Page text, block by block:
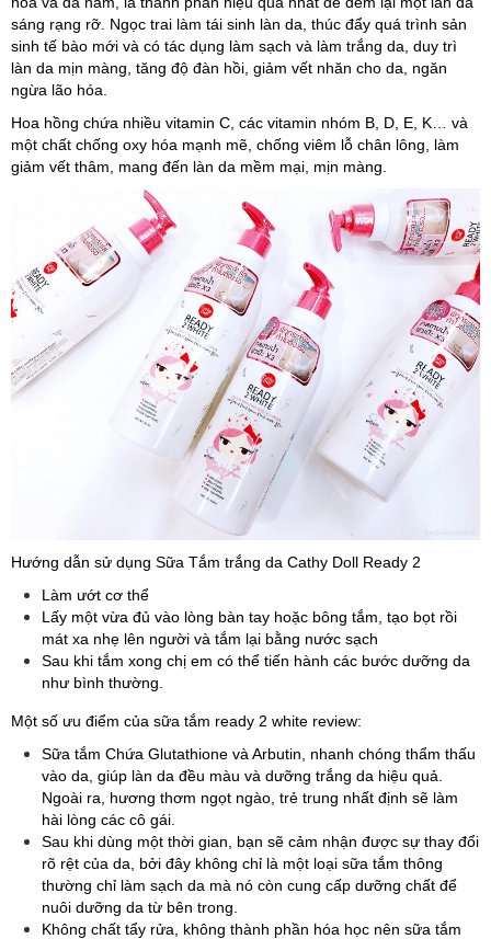
sáng rạng rỡ. Ngọc trai làm tái sinh làn da, thúc đẩy quá trình sản
sinh tế bào mới và có tác dụng làm sạch và làm trắng da, duy trì
làn da mịn màng, tăng độ đàn hồi, giảm vết nhăn cho da, ngăn
ngừa lão hóa.
Hoa hồng chứa nhiều vitamin C, các vitamin nhóm B, D, E, K… và
một chất chống oxy hóa mạnh mẽ, chống viêm lỗ chân lông, làm
giảm vết thâm, mang đến làn da mềm mại, mịn màng.
Hướng dẫn sử dụng Sữa Tắm trắng da Cathy Doll Ready 2
Làm ướt cơ thể
Lấy một vừa đủ vào lòng bàn tay hoặc bông tắm, tạo bọt rồi
mát xa nhẹ lên người và tắm lại bằng nước sạch
Sau khi tắm xong chị em có thể tiến hành các bước dưỡng da
như bình thường.
Một số ưu điểm của sữa tắm ready 2 white review:
Sữa tắm Chứa Glutathione và Arbutin, nhanh chóng thẩm thấu
vào da, giúp làn da đều màu và dưỡng trắng da hiệu quả.
Ngoài ra, hương thơm ngọt ngào, trẻ trung nhất định sẽ làm
hài lòng các cô gái.
Sau khi dùng một thời gian, bạn sẽ cảm nhận được sự thay đổi
rõ rệt của da, bởi đây không chỉ là một loại sữa tắm thông
thường chỉ làm sạch da mà nó còn cung cấp dưỡng chất để
nuôi dưỡng da từ bên trong.
Không chất tẩy rửa, không thành phần hóa học nên sữa tắm